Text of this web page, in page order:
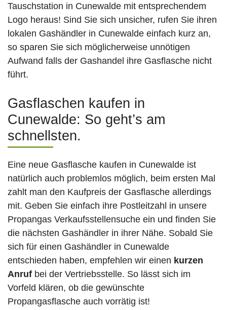
Tauschstation in Cunewalde mit entsprechendem
Logo heraus! Sind Sie sich unsicher, rufen Sie ihren
lokalen Gashändler in Cunewalde einfach kurz an,
so sparen Sie sich möglicherweise unnötigen
Aufwand falls der Gashandel ihre Gasflasche nicht
führt.
Gasflaschen kaufen in
Cunewalde: So geht’s am
schnellsten.
Eine neue Gasflasche kaufen in Cunewalde ist
natürlich auch problemlos möglich, beim ersten Mal
zahlt man den Kaufpreis der Gasflasche allerdings
mit. Geben Sie einfach ihre Postleitzahl in unsere
Propangas Verkaufsstellensuche ein und finden Sie
die nächsten Gashändler in ihrer Nähe. Sobald Sie
sich für einen Gashändler in Cunewalde
entschieden haben, empfehlen wir einen kurzen
Anruf bei der Vertriebsstelle. So lässt sich im
Vorfeld klären, ob die gewünschte
Propangasflasche auch vorrätig ist!